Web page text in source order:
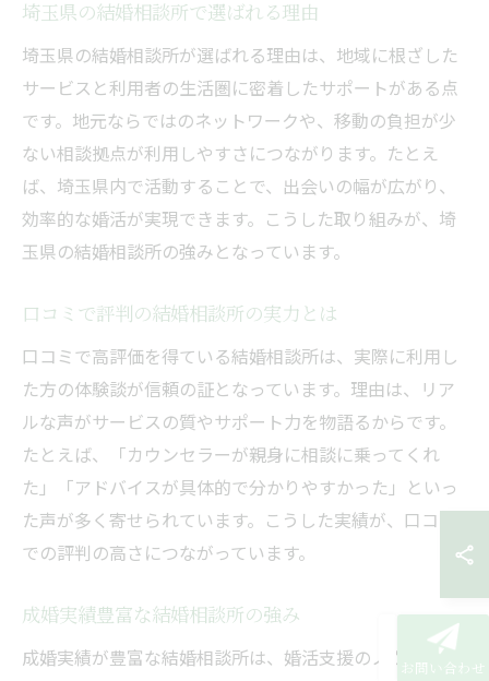
埼玉県の結婚相談所で選ばれる理由
埼玉県の結婚相談所が選ばれる理由は、地域に根ざした
サービスと利用者の生活圏に密着したサポートがある点
です。地元ならではのネットワークや、移動の負担が少
ない相談拠点が利用しやすさにつながります。たとえ
ば、埼玉県内で活動することで、出会いの幅が広がり、
効率的な婚活が実現できます。こうした取り組みが、埼
玉県の結婚相談所の強みとなっています。
口コミで評判の結婚相談所の実力とは
口コミで高評価を得ている結婚相談所は、実際に利用し
た方の体験談が信頼の証となっています。理由は、リア
ルな声がサービスの質やサポート力を物語るからです。
たとえば、「カウンセラーが親身に相談に乗ってくれ
た」「アドバイスが具体的で分かりやすかった」といっ
た声が多く寄せられています。こうした実績が、口コミ
での評判の高さにつながっています。
成婚実績豊富な結婚相談所の強み
成婚実績が豊富な結婚相談所は、婚活支援のノウハウや
お問い合わせ